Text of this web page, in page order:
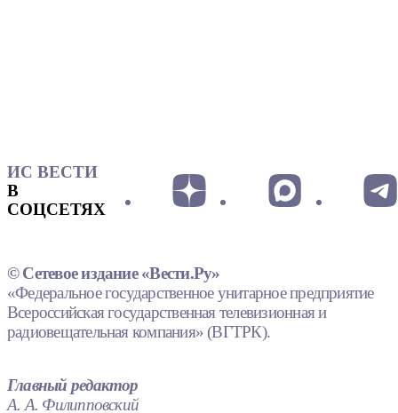
ИС ВЕСТИ
В
СОЦСЕТЯХ
© Сетевое издание «Вести.Ру»
«Федеральное государственное унитарное предприятие
Всероссийская государственная телевизионная и
радиовещательная компания» (ВГТРК).
Главный редактор
А. А. Филипповский